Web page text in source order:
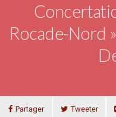
Rocade-Nord
Partager Tweeter